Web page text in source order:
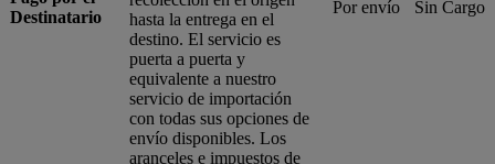
Destinatario
hasta la entrega en el
destino. El servicio es
puerta a puerta y
equivalente a nuestro
servicio de importación
con todas sus opciones de
envío disponibles. Los
aranceles e impuestos de
Por envío Sin Cargo